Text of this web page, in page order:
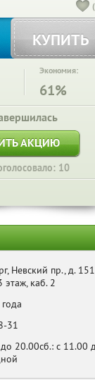
КУПИТЬ
Экономия:
61%
АКЦИЮ
10
Невский пр., д.
этаж, каб. 2
31
до 20.00сб.: с 11.00